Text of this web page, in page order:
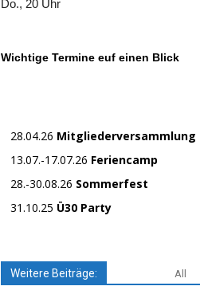
Do., 20 Uhr
Wichtige Termine euf einen Blick
28.04.26 Mitgliederversammlung
13.07.-17.07.26 Feriencamp
28.-30.08.26 Sommerfest
31.10.25 Ü30 Party
Weitere Beiträge: All